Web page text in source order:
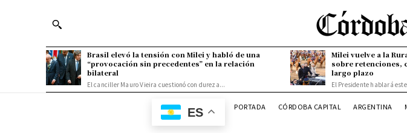
Brasil elevó la tensión con Milei y habló de una
“provocación sin precedentes” en la relación
bilateral
El canciller Mauro Vieira cuestionó con dureza...
Milei vuelve a la
sobre retenciones,
largo plazo
El Presidente hablará
ES PORTADA CÓRDOBA CAPITAL ARGENTINA